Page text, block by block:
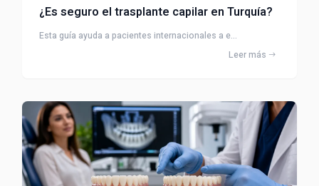
¿Es seguro el trasplante capilar en Turquía?
Esta guía ayuda a pacientes internacionales a e...
Leer más